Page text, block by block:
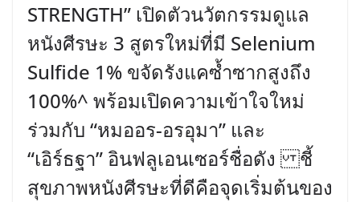
STRENGTH” เปิดตัวนวัตกรรมดูแล
หนังศีรษะ 3 สูตรใหม่ที่มี Selenium
Sulfide 1% ขจัดรังแคซ้ำซากสูงถึง
100%^ พร้อมเปิดความเข้าใจใหม่
ร่วมกับ “หมออร-อรอุมา” และ
“เอิร์ธฐา” อินฟลูเอนเซอร์ชื่อดัง ชี้
สุขภาพหนังศีรษะที่ดีคือจุดเริ่มต้นของ